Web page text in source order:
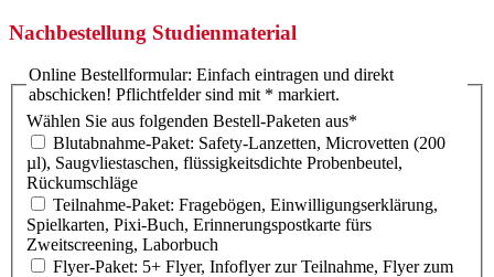
Nachbestellung Studienmaterial
Online Bestellformular: Einfach eintragen und direkt
abschicken! Pflichtfelder sind mit * markiert.
Wählen Sie aus folgenden Bestell-Paketen aus*
µl), Saugvliestaschen, flüssigkeitsdichte Probenbeutel,
Rückumschläge
Spielkarten, Pixi-Buch, Erinnerungspostkarte fürs
Zweitscreening, Laborbuch